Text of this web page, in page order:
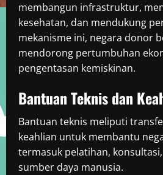
membangun infrastruktur,
kesehatan, dan mendukung
mekanisme ini, negara donor
mendorong pertumbuhan
pengentasan kemiskinan.
Bantuan Teknis dan
Bantuan teknis meliputi
keahlian untuk membantu
termasuk pelatihan,
sumber daya manusia.